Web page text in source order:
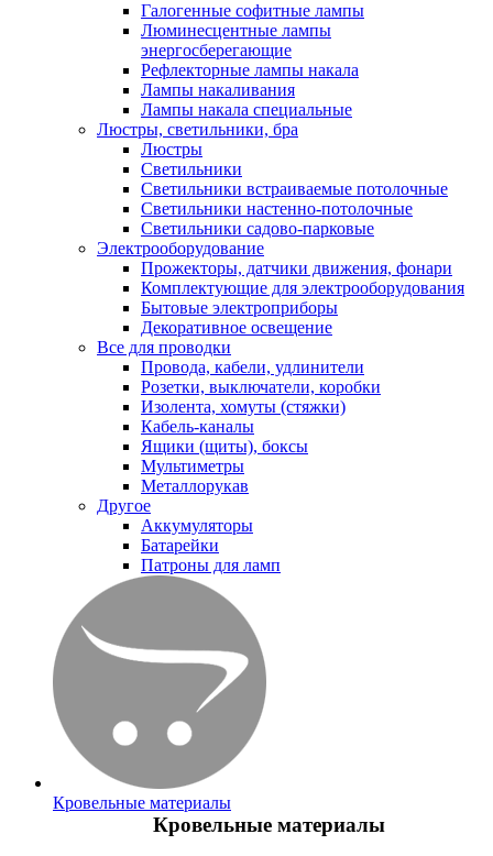
Галогенные софитные лампы
Люминесцентные лампы
энергосберегающие
Рефлекторные лампы накала
Лампы накаливания
Лампы накала специальные
Люстры, светильники, бра
Люстры
Светильники
Светильники встраиваемые потолочные
Светильники настенно-потолочные
Светильники садово-парковые
Электрооборудование
Прожекторы, датчики движения, фонари
Комплектующие для электрооборудования
Бытовые электроприборы
Декоративное освещение
Все для проводки
Провода, кабели, удлинители
Розетки, выключатели, коробки
Изолента, хомуты (стяжки)
Кабель-каналы
Ящики (щиты), боксы
Мультиметры
Металлорукав
Другое
Аккумуляторы
Батарейки
Патроны для ламп
Кровельные материалы
Кровельные материалы